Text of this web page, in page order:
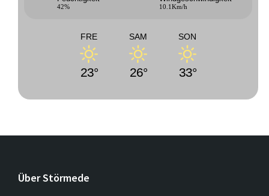
42% 10.1Km/h
FRE
23°
SAM
26°
SON
33°
Über Störmede